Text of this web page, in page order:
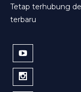
Tetap terhubung
terbaru